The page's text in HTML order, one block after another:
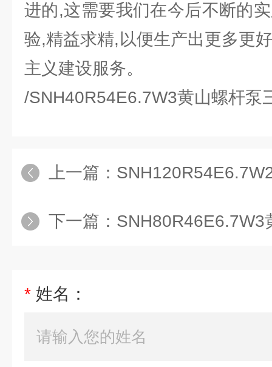
进的,这需要我们在今后不断的
验,精益求精,以便生产出更多更
主义建设服务。
/SNH40R54E6.7W3黄山螺杆泵
上一篇： SNH120R54E6.7W2黄
下一篇： SNH80R46E6.7W3
* 姓名：